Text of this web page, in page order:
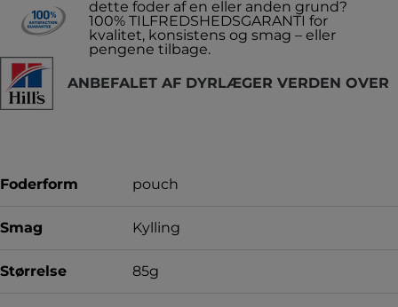
dette foder af en eller anden grund?
100% TILFREDSHEDSGARANTI for
kvalitet, konsistens og smag – eller
pengene tilbage.
ANBEFALET AF DYRLÆGER VERDEN OVER
Foderform pouch
Smag Kylling
Størrelse 85g